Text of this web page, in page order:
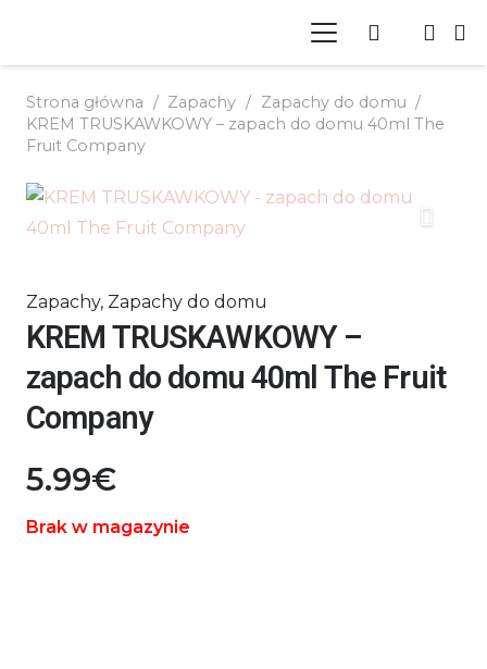
Strona główna / Zapachy / Zapachy do domu /
KREM TRUSKAWKOWY – zapach do domu 40ml The
Fruit Company
Zapachy, Zapachy do domu
KREM TRUSKAWKOWY –
zapach do domu 40ml The Fruit
Company
5.99€
Brak w magazynie